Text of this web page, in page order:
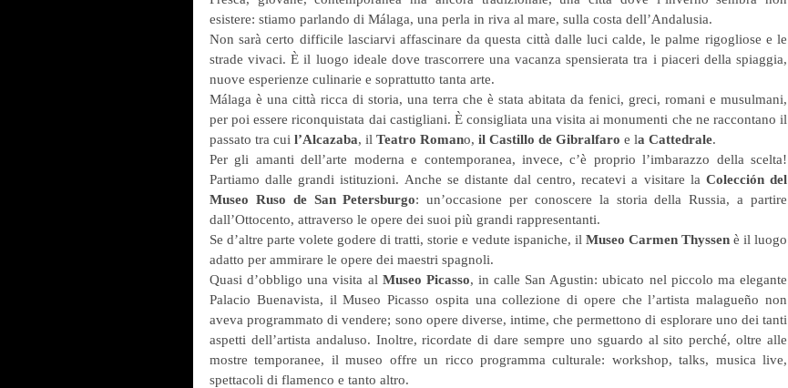
esistere: stiamo parlando di Málaga, una perla in riva al mare, sulla costa dell’Andalusia.
Non sarà certo difficile lasciarvi affascinare da questa città dalle luci calde, le palme rigogliose e le
strade vivaci. È il luogo ideale dove trascorrere una vacanza spensierata tra i piaceri della spiaggia,
nuove esperienze culinarie e soprattutto tanta arte.
Málaga è una città ricca di storia, una terra che è stata abitata da fenici, greci, romani e musulmani,
per poi essere riconquistata dai castigliani. È consigliata una visita ai monumenti che ne raccontano il
passato tra cui l’Alcazaba, il Teatro Romano, il Castillo de Gibralfaro e la Cattedrale.
Per gli amanti dell’arte moderna e contemporanea, invece, c’è proprio l’imbarazzo della scelta!
Partiamo dalle grandi istituzioni. Anche se distante dal centro, recatevi a visitare la Colección del
Museo Ruso de San Petersburgo: un’occasione per conoscere la storia della Russia, a partire
dall’Ottocento, attraverso le opere dei suoi più grandi rappresentanti.
Se d’altre parte volete godere di tratti, storie e vedute ispaniche, il Museo Carmen Thyssen è il luogo
adatto per ammirare le opere dei maestri spagnoli.
Quasi d’obbligo una visita al Museo Picasso, in calle San Agustin: ubicato nel piccolo ma elegante
Palacio Buenavista, il Museo Picasso ospita una collezione di opere che l’artista malagueño non
aveva programmato di vendere; sono opere diverse, intime, che permettono di esplorare uno dei tanti
aspetti dell’artista andaluso. Inoltre, ricordate di dare sempre uno sguardo al sito perché, oltre alle
mostre temporanee, il museo offre un ricco programma culturale: workshop, talks, musica live,
spettacoli di flamenco e tanto altro.